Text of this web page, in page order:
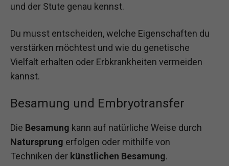
und der Stute genau kennst.
Du musst entscheiden, welche Eigenschaften du
verstärken möchtest und wie du genetische
Vielfalt erhalten oder Erbkrankheiten vermeiden
kannst.
Besamung und Embryotransfer
Die Besamung kann auf natürliche Weise durch
Natursprung erfolgen oder mithilfe von
Techniken der künstlichen Besamung.